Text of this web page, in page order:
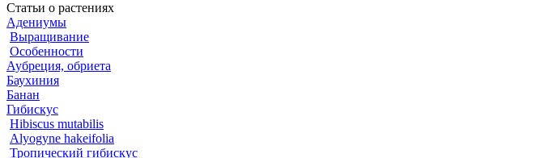
Статьи о растениях
Адениумы
Выращивание
Особенности
Аубреция, обриета
Баухиния
Банан
Гибискус
Hibiscus mutabilis
Alyogyne hakeifolia
Тропический гибискус